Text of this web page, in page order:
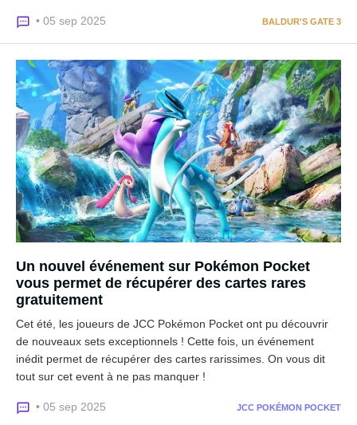
• 05 sep 2025 BALDUR'S GATE 3
Un nouvel événement sur Pokémon Pocket
vous permet de récupérer des cartes rares
gratuitement
Cet été, les joueurs de JCC Pokémon Pocket ont pu découvrir
de nouveaux sets exceptionnels ! Cette fois, un événement
inédit permet de récupérer des cartes rarissimes. On vous dit
tout sur cet event à ne pas manquer !
• 05 sep 2025 JCC POKÉMON POCKET